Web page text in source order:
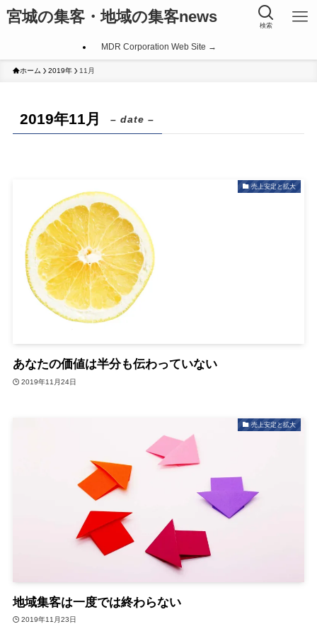
宮城の集客・地域の集客news 検索
MDR Corporation Web Site →
ホーム 2019年 11月
2019年11月 – date –
売上安定と拡大
あなたの価値は半分も伝わっていない
2019年11月24日
売上安定と拡大
地域集客は一度では終わらない
2019年11月23日